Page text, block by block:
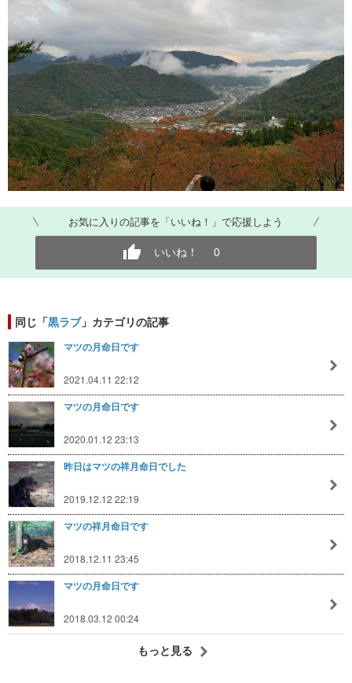
お気に入りの記事を「いいね！」で応援しよう
いいね！ 0
同じ「黒ラブ」カテゴリの記事
マツの月命日です
2021.04.11 22:12
マツの月命日です
2020.01.12 23:13
昨日はマツの祥月命日でした
2019.12.12 22:19
マツの祥月命日です
2018.12.11 23:45
マツの月命日です
2018.03.12 00:24
もっと見る